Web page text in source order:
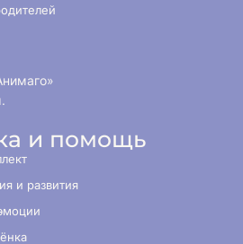
и помощь
и развития